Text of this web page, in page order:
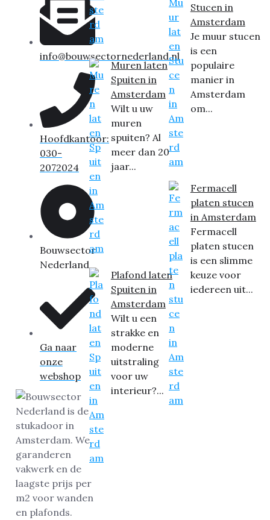
info@bouwsectornederland.nl
Hoofdkantoor:
030-
2072024
Bouwsector
Nederland
Ga naar
onze
webshop
Muren laten
Spuiten in
Amsterdam
Wilt u uw
muren
spuiten? Al
meer dan 20
jaar...
Plafond laten
Spuiten in
Amsterdam
Wilt u een
strakke en
moderne
uitstraling
voor uw
interieur?...
Stucen in
Amsterdam
Je muur stucen
is een
populaire
manier in
Amsterdam
om...
Fermacell
platen stucen
in Amsterdam
Fermacell
platen stucen
is een slimme
keuze voor
iedereen uit...